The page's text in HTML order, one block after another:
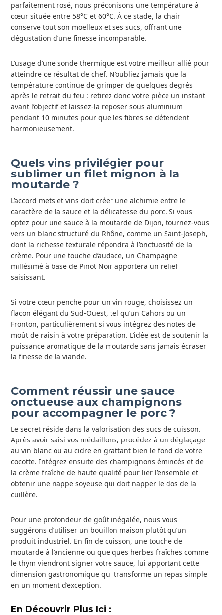
parfaitement rosé, nous préconisons une température à
cœur située entre 58°C et 60°C. À ce stade, la chair
conserve tout son moelleux et ses sucs, offrant une
dégustation d’une finesse incomparable.
L’usage d’une sonde thermique est votre meilleur allié pour
atteindre ce résultat de chef. N’oubliez jamais que la
température continue de grimper de quelques degrés
après le retrait du feu : retirez donc votre pièce un instant
avant l’objectif et laissez-la reposer sous aluminium
pendant 10 minutes pour que les fibres se détendent
harmonieusement.
Quels vins privilégier pour
sublimer un filet mignon à la
moutarde ?
L’accord mets et vins doit créer une alchimie entre le
caractère de la sauce et la délicatesse du porc. Si vous
optez pour une sauce à la moutarde de Dijon, tournez-vous
vers un blanc structuré du Rhône, comme un Saint-Joseph,
dont la richesse texturale répondra à l’onctuosité de la
crème. Pour une touche d’audace, un Champagne
millésimé à base de Pinot Noir apportera un relief
saisissant.
Si votre cœur penche pour un vin rouge, choisissez un
flacon élégant du Sud-Ouest, tel qu’un Cahors ou un
Fronton, particulièrement si vous intégrez des notes de
moût de raisin à votre préparation. L’idée est de soutenir la
puissance aromatique de la moutarde sans jamais écraser
la finesse de la viande.
Comment réussir une sauce
onctueuse aux champignons
pour accompagner le porc ?
Le secret réside dans la valorisation des sucs de cuisson.
Après avoir saisi vos médaillons, procédez à un déglaçage
au vin blanc ou au cidre en grattant bien le fond de votre
cocotte. Intégrez ensuite des champignons émincés et de
la crème fraîche de haute qualité pour lier l’ensemble et
obtenir une nappe soyeuse qui doit napper le dos de la
cuillère.
Pour une profondeur de goût inégalée, nous vous
suggérons d’utiliser un bouillon maison plutôt qu’un
produit industriel. En fin de cuisson, une touche de
moutarde à l’ancienne ou quelques herbes fraîches comme
le thym viendront signer votre sauce, lui apportant cette
dimension gastronomique qui transforme un repas simple
en un moment d’exception.
En Découvrir Plus Ici :